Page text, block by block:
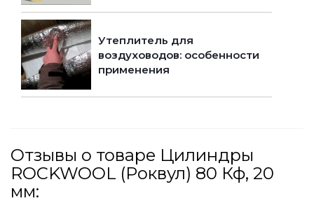
Утеплитель для
воздуховодов: особенности
применения
Отзывы о товаре Цилиндры
ROCKWOOL (Роквул) 80 Кф, 20
мм: